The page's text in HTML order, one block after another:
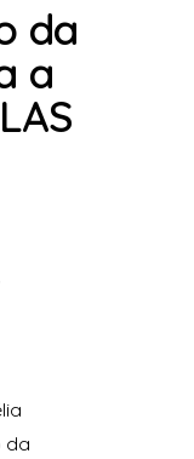
da
a
da